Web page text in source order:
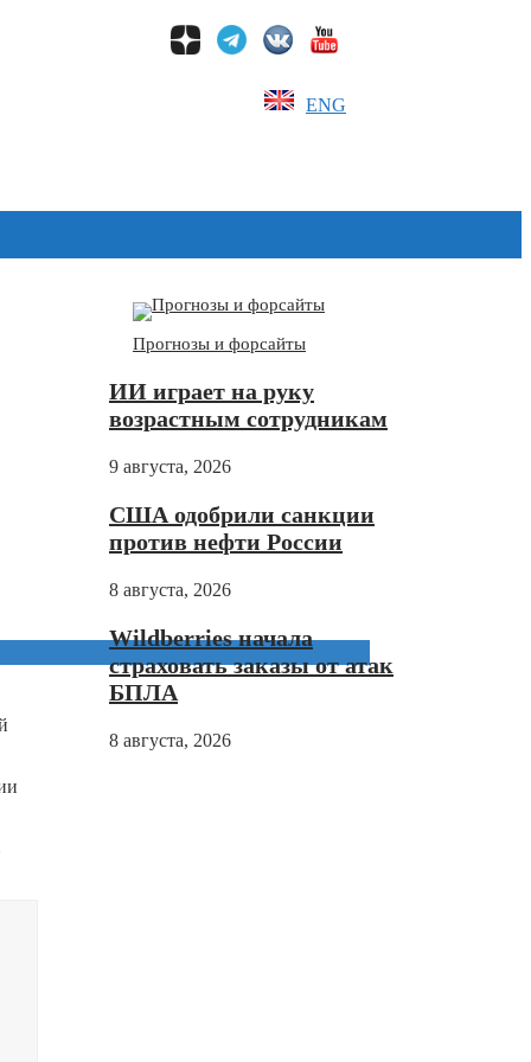
ENG
Прогнозы и форсайты
ИИ играет на руку
возрастным сотрудникам
9 августа, 2026
США одобрили санкции
против нефти России
8 августа, 2026
Wildberries начала
страховать заказы от атак
БПЛА
8 августа, 2026